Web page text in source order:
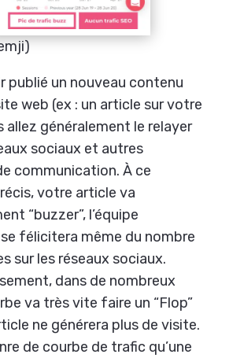
publié un nouveau contenu
web (ex : un article sur votre
allez généralement le relayer
sociaux et autres
communication. À ce
votre article va
“buzzer”, l’équipe
félicitera même du nombre
sur les réseaux sociaux.
dans de nombreux
va très vite faire un “Flop”
ne générera plus de visite.
de courbe de trafic qu’une